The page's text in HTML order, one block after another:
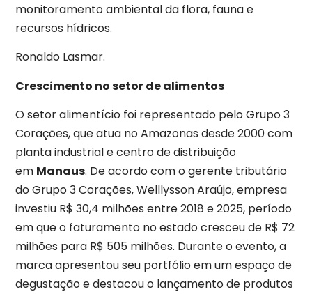
monitoramento ambiental da flora, fauna e
recursos hídricos.
Ronaldo Lasmar.
Crescimento no setor de alimentos
O setor alimentício foi representado pelo Grupo 3
Corações, que atua no Amazonas desde 2000 com
planta industrial e centro de distribuição
em Manaus. De acordo com o gerente tributário
do Grupo 3 Corações,Welllysson Araújo, empresa
investiu R$ 30,4 milhões entre 2018 e 2025, período
em que o faturamento no estado cresceu de R$ 72
milhões para R$ 505 milhões. Durante o evento, a
marca apresentou seu portfólio em um espaço de
degustação e destacou o lançamento de produtos